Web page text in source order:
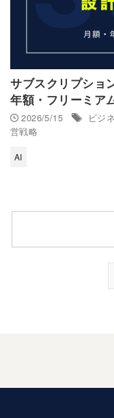
サブスクリプショ
年額・フリーミア
2026/5/15
ビジ
営戦略
AI